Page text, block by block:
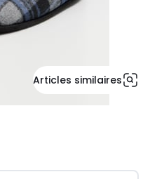
Articles similaires